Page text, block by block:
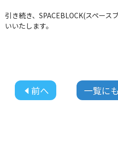
引き続き、SPACEBLOCK(スペー
いいたします。
前へ 一覧に